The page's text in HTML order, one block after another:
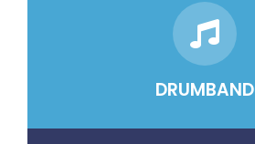
DRUMBAND